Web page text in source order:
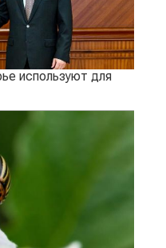
используют для